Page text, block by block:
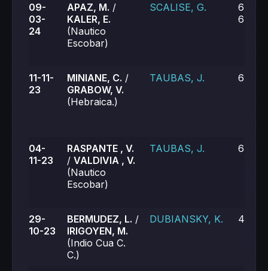
09-
03-
24
APAZ, M. /
KALER, E.
(Nautico
Escobar)
SCALISE, G.
6-4,
6-7
11-11-
23
MINIANE, C. /
GRABOW, V.
(Hebraica.)
TAUBAS, J. 6-3,
04-
11-23
RASPANTE , V.
/ VALDIVIA , V.
(Nautico
Escobar)
TAUBAS, J. 6-1,
29-
10-23
BERMUDEZ, L. /
IRIGOYEN, M.
(Indio Cua C.
C.)
DUBIANSKY, K. 4-6,